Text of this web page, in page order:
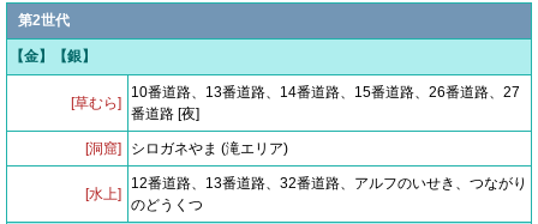
第2世代
【金】【銀】
[草むら]
10番道路、13番道路、14番道路、15番道路、26番道路、27
番道路 [夜]
[洞窟] シロガネやま (滝エリア)
[水上]
12番道路、13番道路、32番道路、アルフのいせき、つながり
のどうくつ